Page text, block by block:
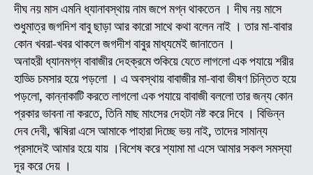
দীঘ নয় মাস এমনি ধ্যানাবস্থায় নাম জপে মগ্ন থাকতেন । দীঘ নয় মাসে
শুধুমাত্র জগদিশ বাবু ছাড়া আর কারো সাথে কথা বলেন নাই । তার মা-বাবার
কোন খবরা-খবর থাকলে জগদীশ বাবুর মাধ্যমেই জানাতেন ।
অনাহরী ধ্যানমগ্ন বাবাজীর দেহক্রমে শুকিয়ে যেতে লাগলো এক পযায়ে শরীর
হাড্ডি চমসার হয়ে পড়লো । এ অবস্থায় বাবাজীর মা-বাবা ভীষণ চিন্তিত হয়ে
পড়লো, কান্নাকাটি করতে লাগলো এক পযায়ে বাবাজী বললো তার জন্য কোন
প্রকার ভাবনা না করতে, তিনি মাছ মাংসের দেহটা নষ্ট করে দিবে । বিভিন্ন
দেব দেবী, ঋষিরা এসে আমাকে পাহারা দিচ্ছে ভয় নাই, তাদের সামান্য
প্রসাদেই আমার হয়ে যায় ।বিশেষ করে শ্যামা মা এসে আমার সকল সমস্যা
দূর করে দেয় ।